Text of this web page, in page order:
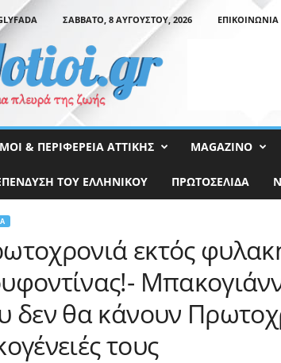
ΣΆΒΒΑΤΟ, 8 ΑΥΓΟΎΣΤΟΥ, 2026
ΕΠΙΚΟΙΝΩΝΊΑ
& ΠΕΡΙΦΈΡΕΙΑ ΑΤΤΙΚΉΣ MAGAZINO
ΤΟΥ ΕΛΛΗΝΙΚΟΥ ΠΡΩΤΟΣΈΛΙΔΑ
εκτός
δεν θα κάνουν
τους